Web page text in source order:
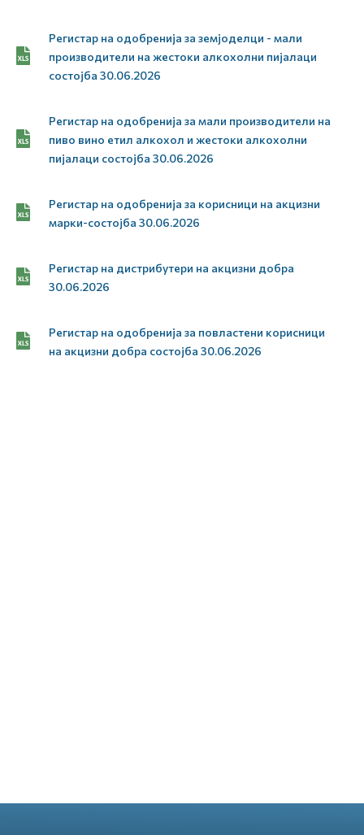
Регистар на одобренија за земјоделци - мали
производители на жестоки алкохолни пијалаци
состојба 30.06.2026
Регистар на одобренија за мали производители на
пиво вино етил алкохол и жестоки алкохолни
пијалаци состојба 30.06.2026
Регистар на одобренија за корисници на акцизни
марки-состојба 30.06.2026
Регистар на дистрибутери на акцизни добра
30.06.2026
Регистар на одобренија за повластени корисници
на акцизни добра состојба 30.06.2026